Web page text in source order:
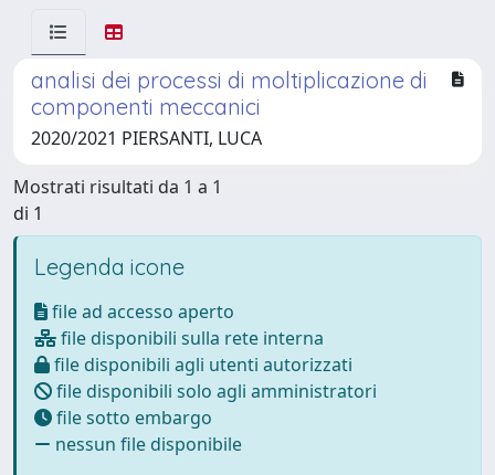
analisi dei processi di moltiplicazione di
componenti meccanici
2020/2021 PIERSANTI, LUCA
Mostrati risultati da 1 a 1
di 1
Legenda icone
file ad accesso aperto
file disponibili sulla rete interna
file disponibili agli utenti autorizzati
file disponibili solo agli amministratori
file sotto embargo
nessun file disponibile